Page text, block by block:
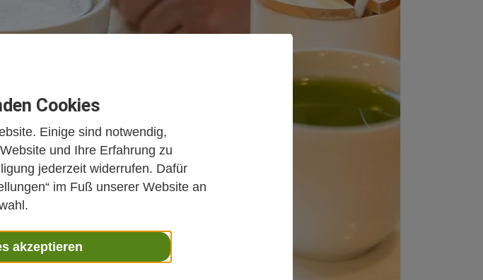
Cookies
Einige sind notwendig,
und Ihre Erfahrung zu
jederzeit widerrufen. Dafür
im Fuß unserer Website an
akzeptieren